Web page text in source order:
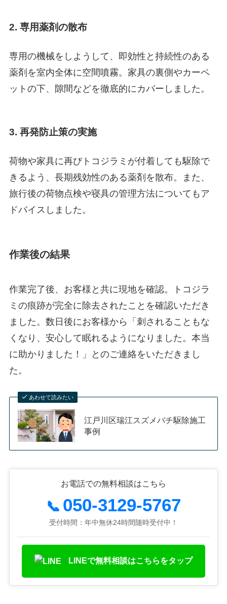
2. 専用薬剤の散布
専用の機械をしようして、即効性と持続性のある
薬剤を室内全体に空間噴霧。家具の裏側やカーペ
ットの下、隙間などを徹底的にカバーしました。
3. 再発防止策の実施
荷物や家具に再びトコジラミが付着しても駆除で
きるよう、長期残効性のある薬剤を散布。また、
旅行後の荷物点検や寝具の管理方法についてもア
ドバイスしました。
作業後の結果
作業完了後、お客様と共に現地を確認。トコジラ
ミの痕跡が完全に除去されたことを確認いただき
ました。数日後にお客様から「刺されることもな
くなり、安心して眠れるようになりました。本当
に助かりました！」とのご連絡をいただきまし
た。
あわせて読みたい
江戸川区瑞江スズメバチ駆除施工
事例
お電話での無料相談はこちら
📞 050-3129-5767
受付時間：年中無休24時間随時受付中！
LINEで無料相談はこちらをタップ